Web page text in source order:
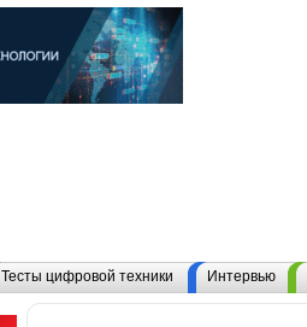
Тесты цифровой техники Интервью